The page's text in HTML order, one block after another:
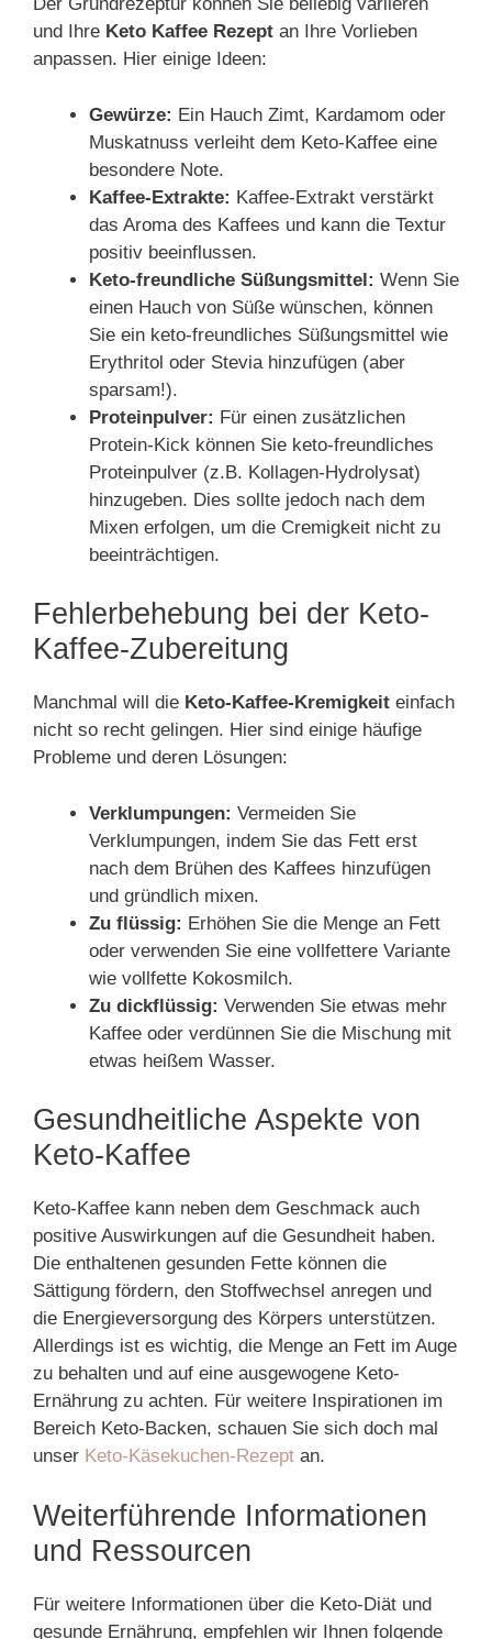
und Ihre Keto Kaffee Rezept an Ihre Vorlieben
anpassen. Hier einige Ideen:
Gewürze: Ein Hauch Zimt, Kardamom oder
Muskatnuss verleiht dem Keto-Kaffee eine
besondere Note.
Kaffee-Extrakte: Kaffee-Extrakt verstärkt
das Aroma des Kaffees und kann die Textur
positiv beeinflussen.
Keto-freundliche Süßungsmittel: Wenn Sie
einen Hauch von Süße wünschen, können
Sie ein keto-freundliches Süßungsmittel wie
Erythritol oder Stevia hinzufügen (aber
sparsam!).
Proteinpulver: Für einen zusätzlichen
Protein-Kick können Sie keto-freundliches
Proteinpulver (z.B. Kollagen-Hydrolysat)
hinzugeben. Dies sollte jedoch nach dem
Mixen erfolgen, um die Cremigkeit nicht zu
beeinträchtigen.
Fehlerbehebung bei der Keto-
Kaffee-Zubereitung
Manchmal will die Keto-Kaffee-Kremigkeit einfach
nicht so recht gelingen. Hier sind einige häufige
Probleme und deren Lösungen:
Verklumpungen: Vermeiden Sie
Verklumpungen, indem Sie das Fett erst
nach dem Brühen des Kaffees hinzufügen
und gründlich mixen.
Zu flüssig: Erhöhen Sie die Menge an Fett
oder verwenden Sie eine vollfettere Variante
wie vollfette Kokosmilch.
Zu dickflüssig: Verwenden Sie etwas mehr
Kaffee oder verdünnen Sie die Mischung mit
etwas heißem Wasser.
Gesundheitliche Aspekte von
Keto-Kaffee
Keto-Kaffee kann neben dem Geschmack auch
positive Auswirkungen auf die Gesundheit haben.
Die enthaltenen gesunden Fette können die
Sättigung fördern, den Stoffwechsel anregen und
die Energieversorgung des Körpers unterstützen.
Allerdings ist es wichtig, die Menge an Fett im Auge
zu behalten und auf eine ausgewogene Keto-
Ernährung zu achten. Für weitere Inspirationen im
Bereich Keto-Backen, schauen Sie sich doch mal
unser Keto-Käsekuchen-Rezept an.
Weiterführende Informationen
und Ressourcen
Für weitere Informationen über die Keto-Diät und
gesunde Ernährung, empfehlen wir Ihnen folgende